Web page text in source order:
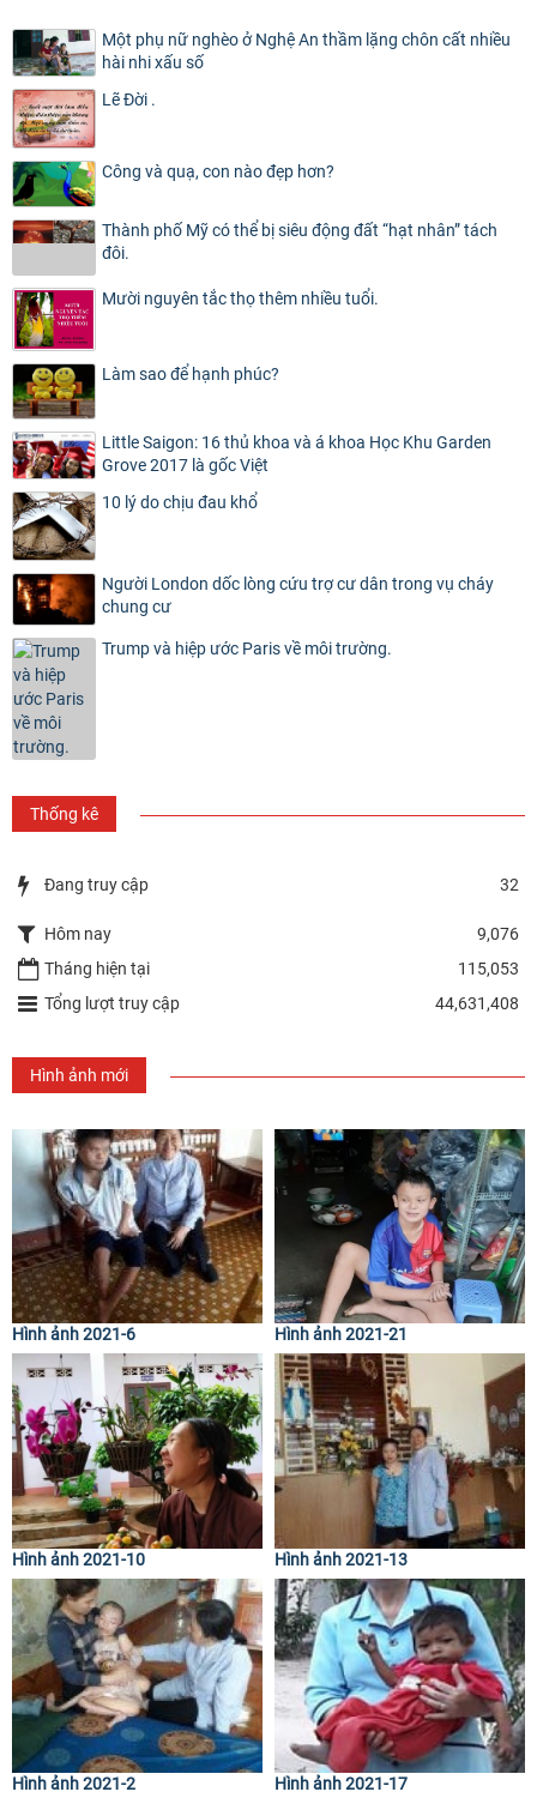
Một phụ nữ nghèo ở Nghệ An thầm lặng chôn cất nhiều
hài nhi xấu số
Lẽ Đời .
Công và quạ, con nào đẹp hơn?
Thành phố Mỹ có thể bị siêu động đất “hạt nhân” tách
đôi.
Mười nguyên tắc thọ thêm nhiều tuổi.
Làm sao để hạnh phúc?
Little Saigon: 16 thủ khoa và á khoa Học Khu Garden
Grove 2017 là gốc Việt
10 lý do chịu đau khổ
Người London dốc lòng cứu trợ cư dân trong vụ cháy
chung cư
Trump và hiệp ước Paris về môi trường.
Thống kê
Đang truy cập 32
Hôm nay
9,076
Tháng hiện tại
115,053
Tổng lượt truy cập
44,631,408
Hình ảnh mới
Hình ảnh 2021-6 Hình ảnh 2021-21
Hình ảnh 2021-10 Hình ảnh 2021-13
Hình ảnh 2021-2 Hình ảnh 2021-17